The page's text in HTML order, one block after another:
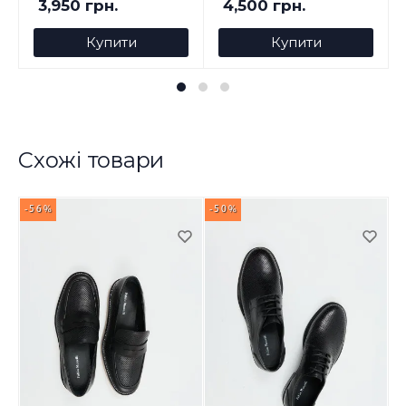
3,950 грн.
Купити
4,500 грн.
Купити
Схожі товари
-56% -50%